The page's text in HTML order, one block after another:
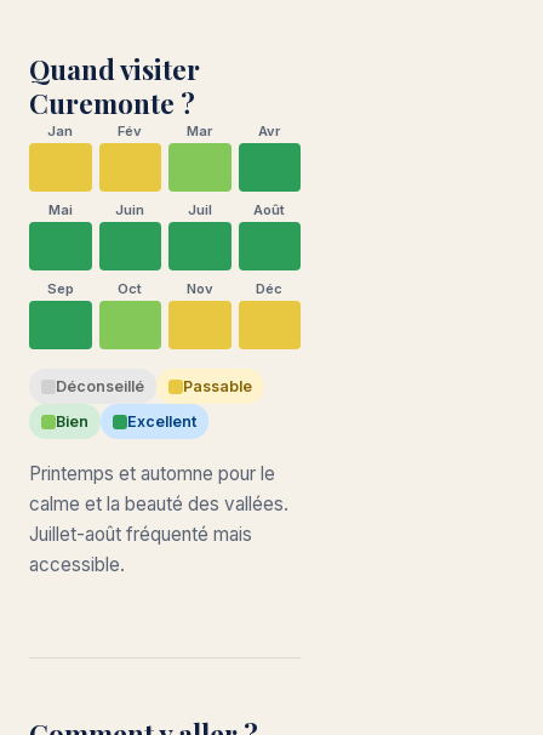
Quand visiter
Curemonte ?
Jan Fév Mar Avr
Mai Juin Juil Août
Sep Oct Nov Déc
Déconseillé
Passable
Bien
Excellent
Printemps et automne pour le
calme et la beauté des vallées.
Juillet-août fréquenté mais
accessible.